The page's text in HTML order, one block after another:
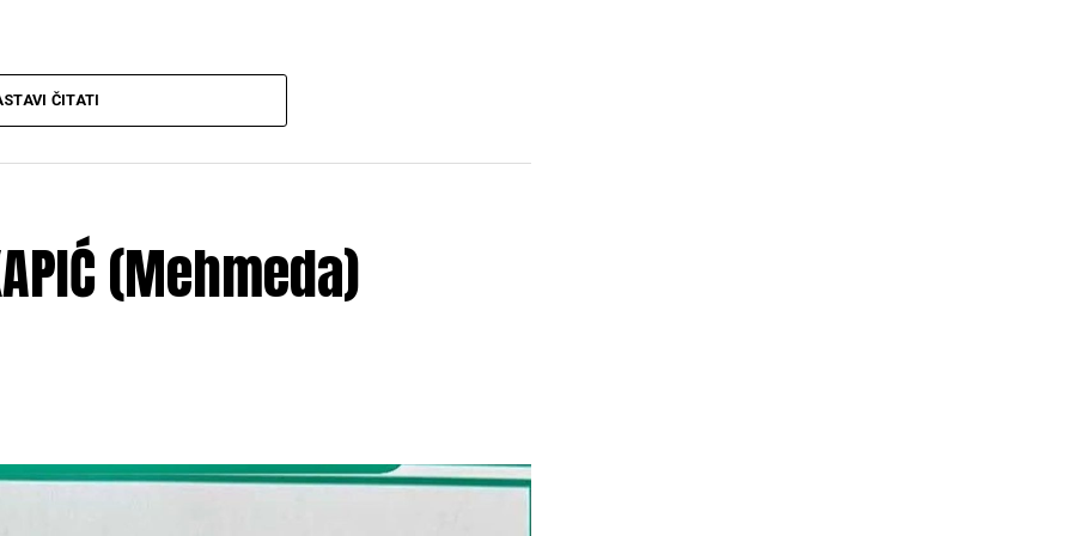
god. u 12:30 h, ispred porodične kuće žalosti
se obaviti koddžamije Ćoralićiizadžume
Arijana i Mirza
ČITATI
(Mehmeda)